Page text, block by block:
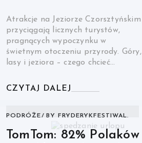
Atrakcje na Jeziorze Czorsztyńskim
przyciągają licznych turystów,
pragnących wypoczynku w
świetnym otoczeniu przyrody. Góry,
lasy i jeziora – czego chcieć…
CZYTAJ DALEJ
PODRÓŻE BY FRYDERYKFESTIWAL.
TomTom: 82% Polaków